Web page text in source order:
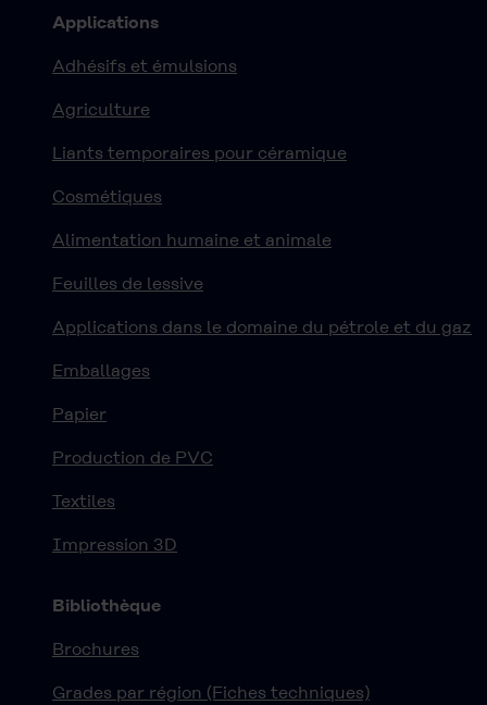
Applications
Adhésifs et émulsions
Agriculture
Liants temporaires pour céramique
Cosmétiques
Alimentation humaine et animale
Feuilles de lessive
Applications dans le domaine du pétrole et du gaz
Emballages
Papier
Production de PVC
Textiles
Impression 3D
Bibliothèque
Brochures
Grades par région (Fiches techniques)